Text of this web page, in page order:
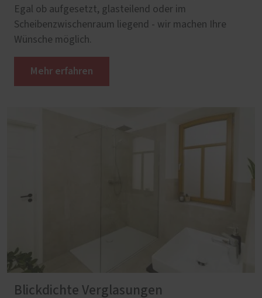
Egal ob aufgesetzt, glasteilend oder im
Scheibenzwischenraum liegend - wir machen Ihre
Wünsche möglich.
Mehr erfahren
Blickdichte Verglasungen